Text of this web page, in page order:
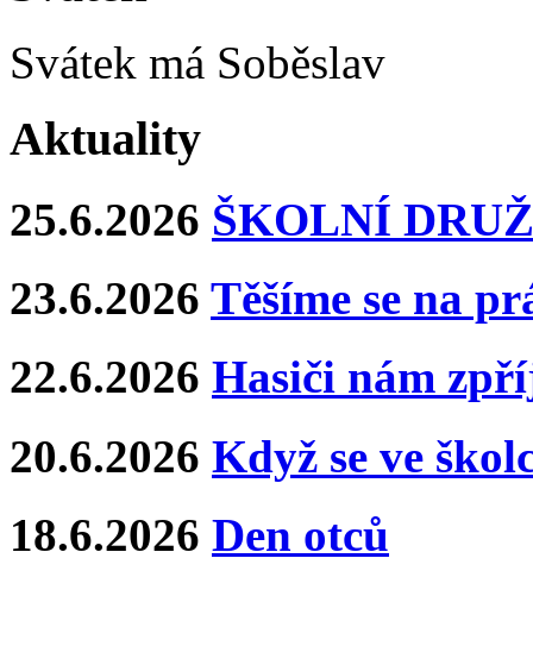
Svátek má Soběslav
Aktuality
25.6.2026 ŠKOLNÍ
23.6.2026 Těšíme se na
22.6.2026 Hasiči nám
20.6.2026 Když se ve
18.6.2026 Den otců